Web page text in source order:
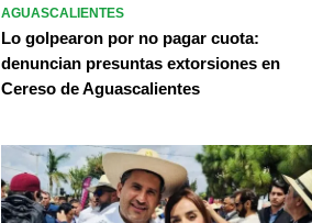
AGUASCALIENTES
Lo golpearon por no pagar cuota:
denuncian presuntas extorsiones en
Cereso de Aguascalientes